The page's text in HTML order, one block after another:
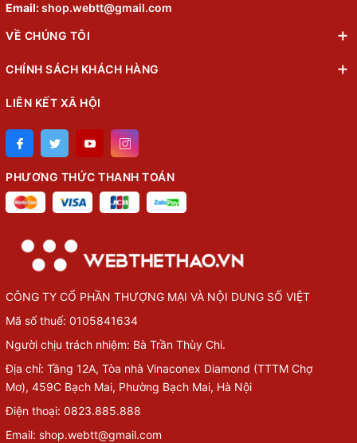
Email:shop.webtt@gmail.com
VỀ CHÚNG TÔI
CHÍNH SÁCH KHÁCH HÀNG
LIÊN KẾT XÃ HỘI
PHƯƠNG THỨC THANH TOÁN
CÔNG TY CỔ PHẦN THƯỢNG MẠI VÀ NỘI DUNG SỐ VIỆT
Mã số thuế: 0105841634
Người chịu trách nhiệm: Bà Trần Thùy Chi.
Địa chỉ: Tầng 12A, Tòa nhà Vinaconex Diamond (TTTM Chợ
Mơ), 459C Bạch Mai, Phường Bạch Mai, Hà Nội
Điện thoại: 0823.885.888
Email: shop.webtt@gmail.com